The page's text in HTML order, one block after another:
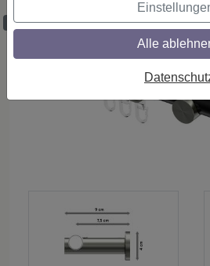
Maßzuschnitt möglich
Alle